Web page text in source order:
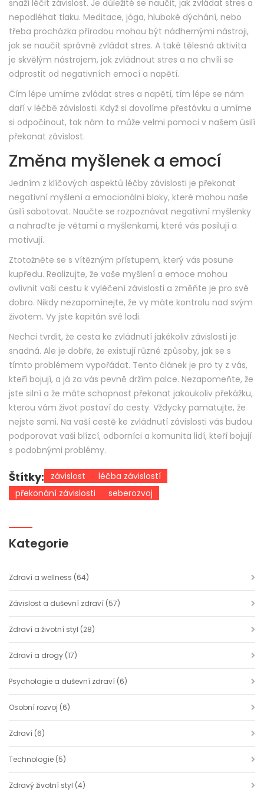
snaží léčit závislost. Je důležité se naučit, jak zvládat stres a
nepodléhat tlaku. Meditace, jóga, hluboké dýchání, nebo
třeba procházka přírodou mohou být nádhernými nástroji,
jak se naučit správně zvládat stres. A také tělesná aktivita
je skvělým nástrojem, jak zvládnout stres a na chvíli se
odprostit od negativních emocí a napětí.
Čím lépe umíme zvládat stres a napětí, tím lépe se nám
daří v léčbě závislosti. Když si dovolíme přestávku a umíme
si odpočinout, tak nám to může velmi pomoci v našem úsilí
překonat závislost.
Změna myšlenek a emocí
Jedním z klíčových aspektů léčby závislosti je překonat
negativní myšlení a emocionální bloky, které mohou naše
úsilí sabotovat. Naučte se rozpoznávat negativní myšlenky
a nahraďte je větami a myšlenkami, které vás posilují a
motivují.
Ztotožněte se s vítězným přístupem, který vás posune
kupředu. Realizujte, že vaše myšlení a emoce mohou
ovlivnit vaši cestu k vyléčení závislosti a změňte je pro své
dobro. Nikdy nezapomínejte, že vy máte kontrolu nad svým
životem. Vy jste kapitán své lodi.
Nechci tvrdit, že cesta ke zvládnutí jakékoliv závislosti je
snadná. Ale je dobře, že existují různé způsoby, jak se s
tímto problémem vypořádat. Tento článek je pro ty z vás,
kteří bojují, a já za vás pevně držím palce. Nezapomeňte, že
jste silní a že máte schopnost překonat jakoukoliv překážku,
kterou vám život postaví do cesty. Vždycky pamatujte, že
nejste sami. Na vaší cestě ke zvládnutí závislosti vás budou
podporovat vaši blízcí, odborníci a komunita lidí, kteří bojují
s podobnými problémy.
Štítky: závislost
léčba závislostí
překonání závislosti
seberozvoj
Kategorie
Zdraví a wellness (64)
Závislost a duševní zdraví (57)
Zdraví a životní styl (28)
Zdraví a drogy (17)
Psychologie a duševní zdraví (6)
Osobní rozvoj (6)
Zdraví (6)
Technologie (5)
Zdravý životní styl (4)